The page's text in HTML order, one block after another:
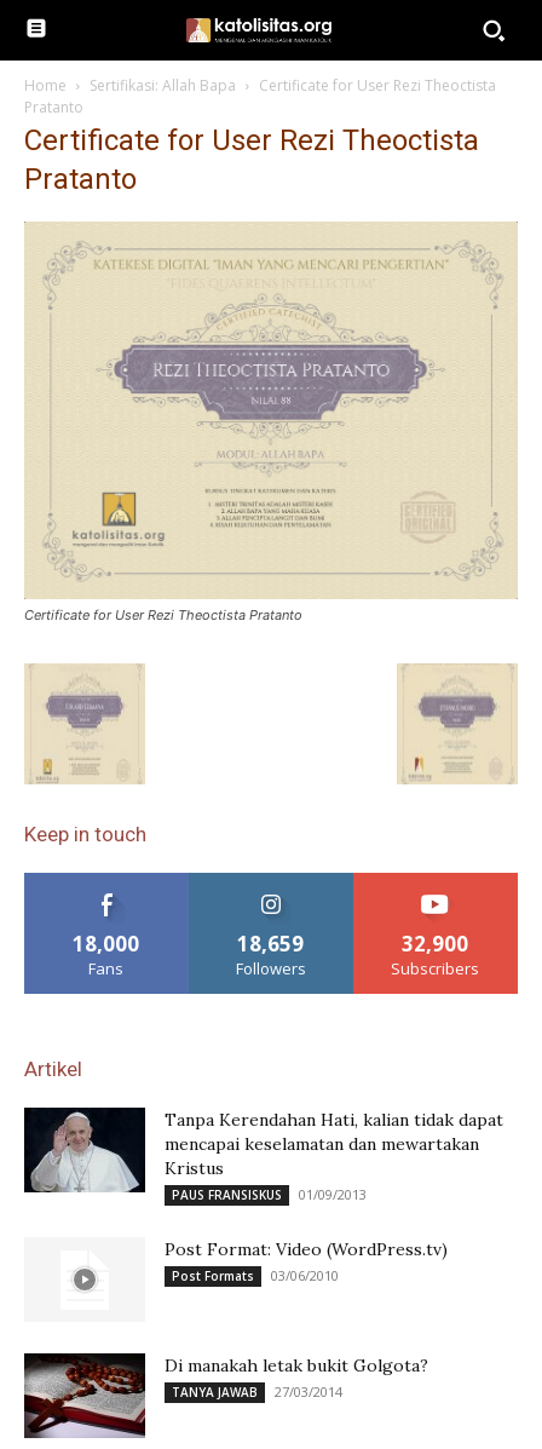
Home Sertifikasi: Allah Bapa
Certificate for User Rezi Theoctista
Pratanto
Certificate for User Rezi Theoctista
Pratanto
Certificate for User Rezi Theoctista Pratanto
Keep in touch
18,000
Fans
18,659
Followers
32,900
Subscribers
Artikel
Tanpa Kerendahan Hati, kalian tidak dapat
mencapai keselamatan dan mewartakan
Kristus
PAUS FRANSISKUS 01/09/2013
Post Format: Video (WordPress.tv)
Post Formats 03/06/2010
Di manakah letak bukit Golgota?
TANYA JAWAB 27/03/2014